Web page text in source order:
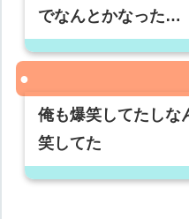
でなんとかなった…
俺も爆笑してたしな
笑してた